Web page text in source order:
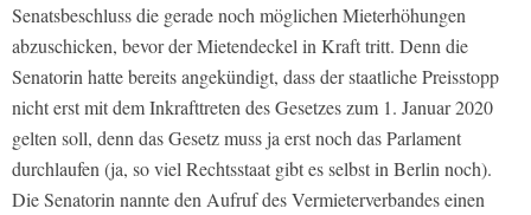
Senatsbeschluss die gerade noch möglichen Mieterhöhungen
abzuschicken, bevor der Mietendeckel in Kraft tritt. Denn die
Senatorin hatte bereits angekündigt, dass der staatliche Preisstopp
nicht erst mit dem Inkrafttreten des Gesetzes zum 1. Januar 2020
gelten soll, denn das Gesetz muss ja erst noch das Parlament
durchlaufen (ja, so viel Rechtsstaat gibt es selbst in Berlin noch).
Die Senatorin nannte den Aufruf des Vermieterverbandes einen